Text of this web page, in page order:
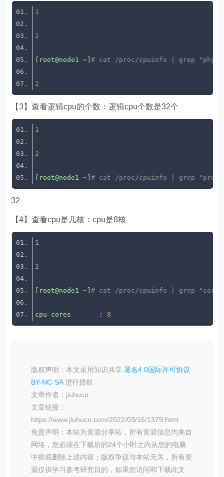
1
2
root@node1 ~ ]# cat /proc/cpuinfo | grep
2
【3】查看逻辑cpu的个数：逻辑cpu个数是32个
1
2
root@node1 ~ ]# cat /proc/cpuinfo | grep
32
【4】查看cpu是几核：cpu是8核
1
2
root@node1 ~ ]# cat /proc/cpuinfo | grep
cpu cores : 8
版权声明：本文采用知识共享署名4.0国际许可协议
BY-NC-SA进行授权
文章作者：jiuhucn
文章链接：
https://www.jiuhucn.com/2022/03/16/1379.html
免责声明：本站为资源分享站，所有资源信息均来自
网络，您必须在下载后的24个小时之内从您的电脑
中彻底删除上述内容；版权争议与本站无关，所有资
源仅供学习参考研究目的，如果您访问和下载此文